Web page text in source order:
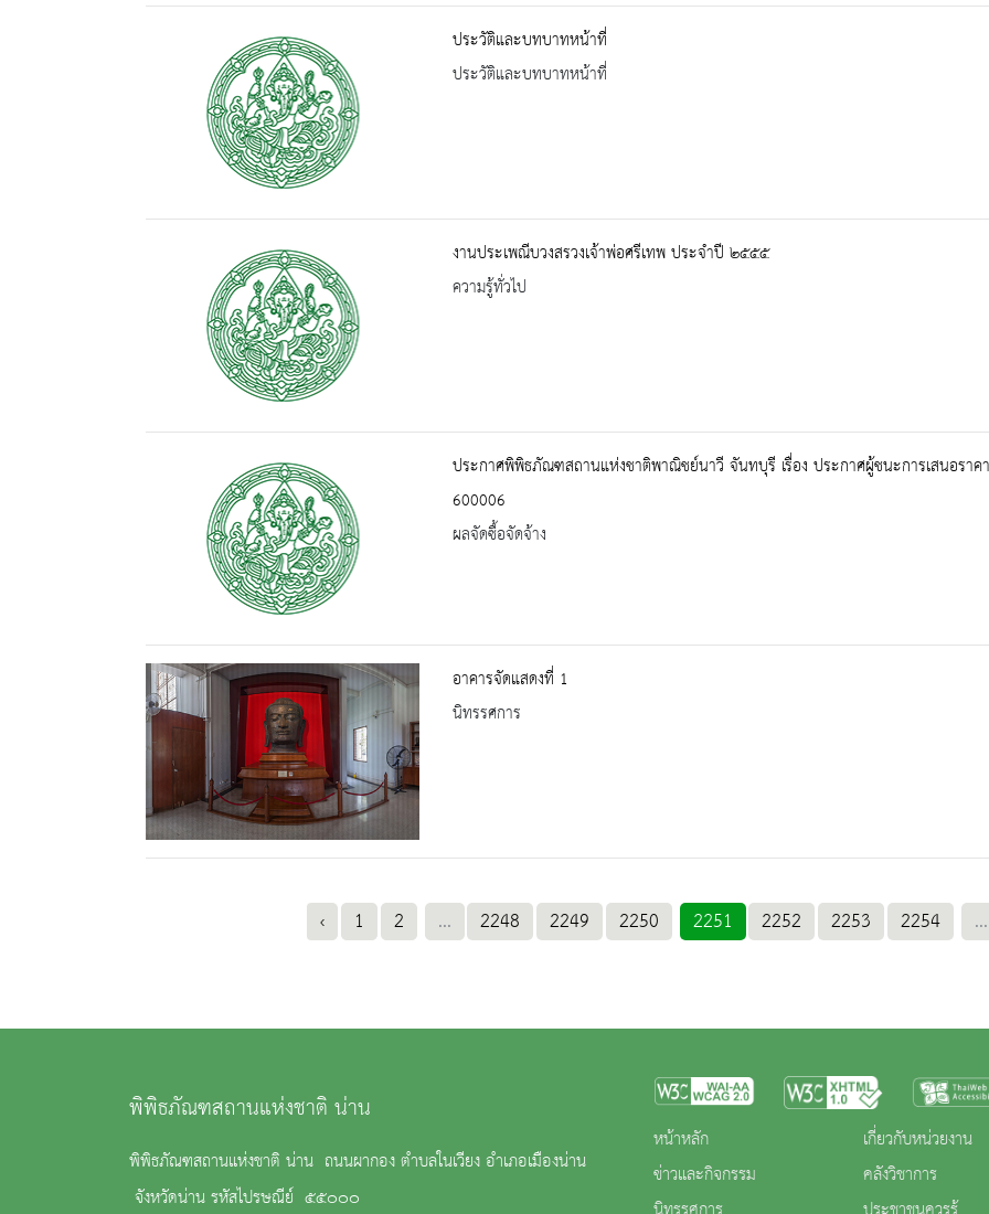
ประวัติและบทบาทหน้าที่
ประวัติและบทบาทหน้าที่
งานประเพณีบวงสรวงเจ้าพ่อศรีเทพ ประจำปี ๒๕๕๕
ความรู้ทั่วไป
ประกาศพิพิธภัณฑสถานแห่งชาติพาณิชย์นาวี จันทบุรี เรื่อง ประกาศผู้ชนะการเสนอราค
600006
ผลจัดซื้อจัดจ้าง
อาคารจัดแสดงที่ 1
นิทรรศการ
‹ 1 2 ... 2248 2249 2250 2251 2252 2253 2254 ...
พิพิธภัณฑสถานแห่งชาติ น่าน
พิพิธภัณฑสถานแห่งชาติ น่าน ถนนผากอง ตำบลในเวียง อำเภอเมืองน่าน
จังหวัดน่าน รหัสไปรษณีย์ ๕๕๐๐๐
หน้าหลัก
ข่าวและกิจกรรม
เกี่ยวกับหน่วยงาน
คลังวิชาการ